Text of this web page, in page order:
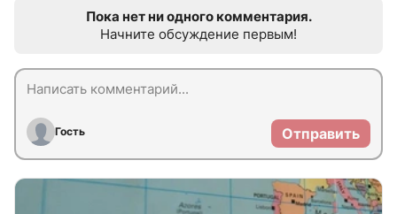
Пока нет ни одного комментария.
Начните обсуждение первым!
Гость Отправить